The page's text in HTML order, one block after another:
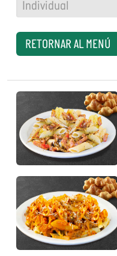
RETORNAR AL MENÚ